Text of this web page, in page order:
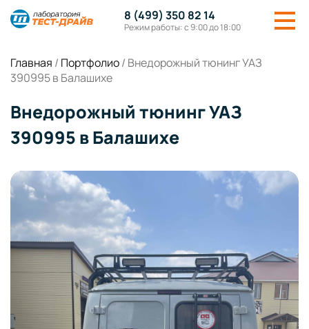
8 (499) 350 82 14
Режим работы: с 9:00 до 18:00
Главная / Портфолио/ Внедорожный тюнинг УАЗ
390995 в Балашихе
Внедорожный тюнинг УАЗ
390995 в Балашихе